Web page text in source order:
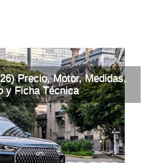
Precio, Motor, Medidas,
y Ficha Técnica